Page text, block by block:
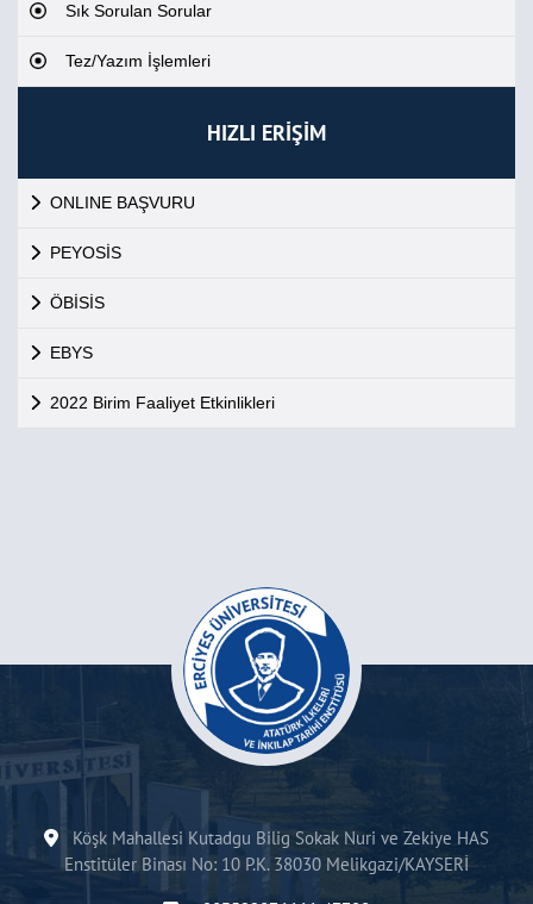
Sık Sorulan Sorular
Tez/Yazım İşlemleri
HIZLI ERİŞİM
ONLINE BAŞVURU
PEYOSİS
ÖBİSİS
EBYS
2022 Birim Faaliyet Etkinlikleri
Köşk Mahallesi Kutadgu Bilig Sokak Nuri ve Zekiye HAS
Enstitüler Binası No: 10 P.K. 38030 Melikgazi/KAYSERİ